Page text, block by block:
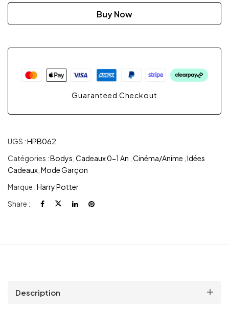
Buy Now
Guaranteed Checkout
UGS :HPB062
Catégories :Bodys Cadeaux 0-1 An Cinéma/Anime Idées
Cadeaux Mode Garçon
Marque :Harry Potter
Share :
Description